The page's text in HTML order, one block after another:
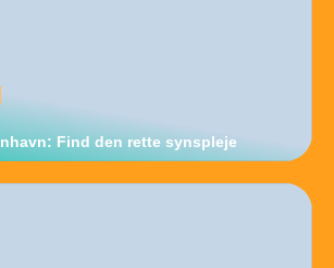
Find den rette synspleje